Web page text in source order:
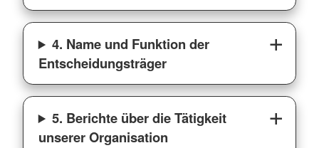
4. Name und Funktion der
Entscheidungsträger
5. Berichte über die Tätigkeit
unserer Organisation